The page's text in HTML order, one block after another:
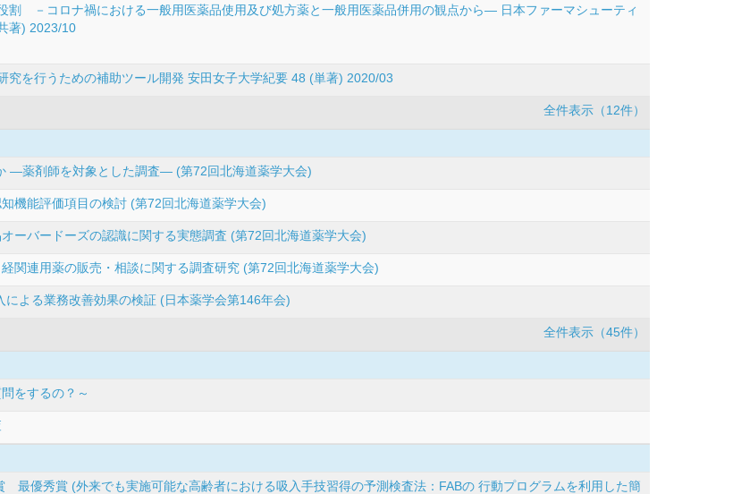
割 －コロナ禍における一般用医薬品使用及び処方薬と一般用医薬品併用の観点から― 日本ファーマシューティ
著) 2023/10
究を行うための補助ツール開発 安田女子大学紀要 48 (単著) 2020/03
全件表示（12件）
―薬剤師を対象とした調査― (第72回北海道薬学大会)
機能評価項目の検討 (第72回北海道薬学大会)
ーバードーズの認識に関する実態調査 (第72回北海道薬学大会)
関連用薬の販売・相談に関する調査研究 (第72回北海道薬学大会)
よる業務改善効果の検証 (日本薬学会第146年会)
全件表示（45件）
をするの？～
優秀賞 (外来でも実施可能な高齢者における吸入手技習得の予測検査法：FABの 行動プログラムを利用した簡